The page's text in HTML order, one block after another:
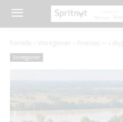
Forside Vinregioner Fronsac — i
Vinregioner